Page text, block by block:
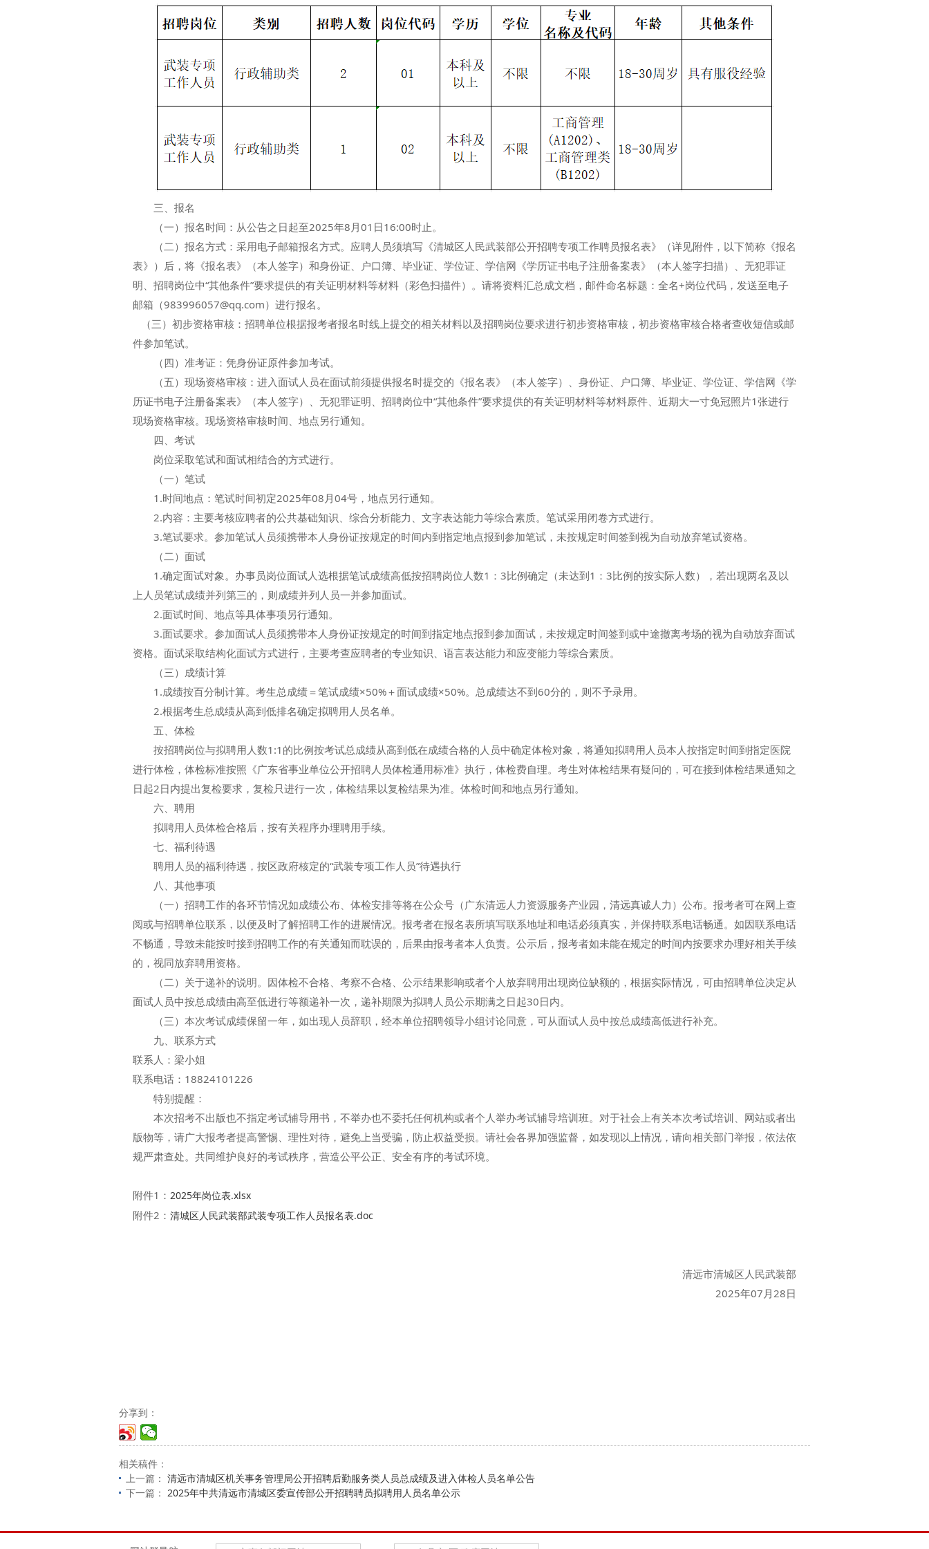
三、报名
（一）报名时间：从公告之日起至2025年8月01日16:00时止。
（二）报名方式：采用电子邮箱报名方式。应聘人员须填写《清城区人民武装部公开招聘专项工作聘员报名表》（详见附件，以下简称《报名
表》）后，将《报名表》（本人签字）和身份证、户口簿、毕业证、学位证、学信网《学历证书电子注册备案表》（本人签字扫描）、无犯罪证
明、招聘岗位中“其他条件”要求提供的有关证明材料等材料（彩色扫描件）。请将资料汇总成文档，邮件命名标题：全名+岗位代码，发送至电子
邮箱（983996057@qq.com）进行报名。
（三）初步资格审核：招聘单位根据报考者报名时线上提交的相关材料以及招聘岗位要求进行初步资格审核，初步资格审核合格者查收短信或邮
件参加笔试。
（四）准考证：凭身份证原件参加考试。
（五）现场资格审核：进入面试人员在面试前须提供报名时提交的《报名表》（本人签字）、身份证、户口簿、毕业证、学位证、学信网《学
历证书电子注册备案表》（本人签字）、无犯罪证明、招聘岗位中“其他条件”要求提供的有关证明材料等材料原件、近期大一寸免冠照片1张进行
现场资格审核。现场资格审核时间、地点另行通知。
四、考试
岗位采取笔试和面试相结合的方式进行。
（一）笔试
1.时间地点：笔试时间初定2025年08月04号，地点另行通知。
2.内容：主要考核应聘者的公共基础知识、综合分析能力、文字表达能力等综合素质。笔试采用闭卷方式进行。
3.笔试要求。参加笔试人员须携带本人身份证按规定的时间内到指定地点报到参加笔试，未按规定时间签到视为自动放弃笔试资格。
（二）面试
1.确定面试对象。办事员岗位面试人选根据笔试成绩高低按招聘岗位人数1：3比例确定（未达到1：3比例的按实际人数），若出现两名及以
上人员笔试成绩并列第三的，则成绩并列人员一并参加面试。
2.面试时间、地点等具体事项另行通知。
3.面试要求。参加面试人员须携带本人身份证按规定的时间到指定地点报到参加面试，未按规定时间签到或中途撤离考场的视为自动放弃面试
资格。面试采取结构化面试方式进行，主要考查应聘者的专业知识、语言表达能力和应变能力等综合素质。
（三）成绩计算
1.成绩按百分制计算。考生总成绩＝笔试成绩×50%＋面试成绩×50%。总成绩达不到60分的，则不予录用。
2.根据考生总成绩从高到低排名确定拟聘用人员名单。
五、体检
按招聘岗位与拟聘用人数1:1的比例按考试总成绩从高到低在成绩合格的人员中确定体检对象，将通知拟聘用人员本人按指定时间到指定医院
进行体检，体检标准按照《广东省事业单位公开招聘人员体检通用标准》执行，体检费自理。考生对体检结果有疑问的，可在接到体检结果通知之
日起2日内提出复检要求，复检只进行一次，体检结果以复检结果为准。体检时间和地点另行通知。
六、聘用
拟聘用人员体检合格后，按有关程序办理聘用手续。
七、福利待遇
聘用人员的福利待遇，按区政府核定的“武装专项工作人员”待遇执行
八、其他事项
（一）招聘工作的各环节情况如成绩公布、体检安排等将在公众号（广东清远人力资源服务产业园，清远真诚人力）公布。报考者可在网上查
阅或与招聘单位联系，以便及时了解招聘工作的进展情况。报考者在报名表所填写联系地址和电话必须真实，并保持联系电话畅通。如因联系电话
不畅通，导致未能按时接到招聘工作的有关通知而耽误的，后果由报考者本人负责。公示后，报考者如未能在规定的时间内按要求办理好相关手续
的，视同放弃聘用资格。
（二）关于递补的说明。因体检不合格、考察不合格、公示结果影响或者个人放弃聘用出现岗位缺额的，根据实际情况，可由招聘单位决定从
面试人员中按总成绩由高至低进行等额递补一次，递补期限为拟聘人员公示期满之日起30日内。
（三）本次考试成绩保留一年，如出现人员辞职，经本单位招聘领导小组讨论同意，可从面试人员中按总成绩高低进行补充。
九、联系方式
联系人：梁小姐
联系电话：18824101226
特别提醒：
本次招考不出版也不指定考试辅导用书，不举办也不委托任何机构或者个人举办考试辅导培训班。对于社会上有关本次考试培训、网站或者出
版物等，请广大报考者提高警惕、理性对待，避免上当受骗，防止权益受损。请社会各界加强监督，如发现以上情况，请向相关部门举报，依法依
规严肃查处。共同维护良好的考试秩序，营造公平公正、安全有序的考试环境。
附件1： 2025年岗位表.xlsx
附件2： 清城区人民武装部武装专项工作人员报名表.doc
清远市清城区人民武装部
2025年07月28日
分享到：
相关稿件：
上一篇： 清远市清城区机关事务管理局公开招聘后勤服务类人员总成绩及进入体检人员名单公告
下一篇： 2025年中共清远市清城区委宣传部公开招聘聘员拟聘用人员名单公示